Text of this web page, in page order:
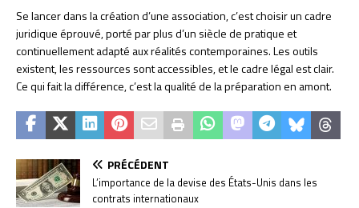
Se lancer dans la création d’une association, c’est choisir un cadre
juridique éprouvé, porté par plus d’un siècle de pratique et
continuellement adapté aux réalités contemporaines. Les outils
existent, les ressources sont accessibles, et le cadre légal est clair.
Ce qui fait la différence, c’est la qualité de la préparation en amont.
PRÉCÉDENT
L’importance de la devise des États-Unis dans les
contrats internationaux